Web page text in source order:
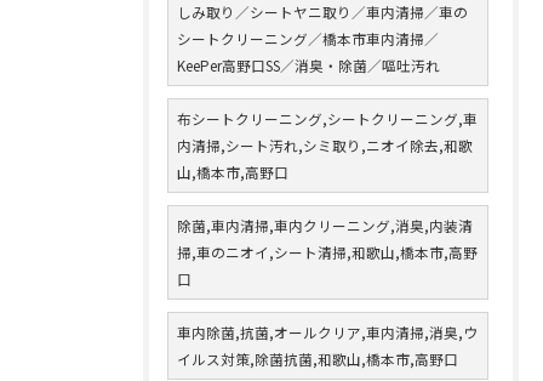
しみ取り／シートヤニ取り／車内清掃／車の
シートクリーニング／橋本市車内清掃／
KeePer高野口SS／消臭・除菌／嘔吐汚れ
布シートクリーニング,シートクリーニング,車
内清掃,シート汚れ,シミ取り,ニオイ除去,和歌
山,橋本市,高野口
除菌,車内清掃,車内クリーニング,消臭,内装清
掃,車のニオイ,シート清掃,和歌山,橋本市,高野
口
車内除菌,抗菌,オールクリア,車内清掃,消臭,ウ
イルス対策,除菌抗菌,和歌山,橋本市,高野口